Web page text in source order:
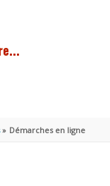
Démarches en ligne